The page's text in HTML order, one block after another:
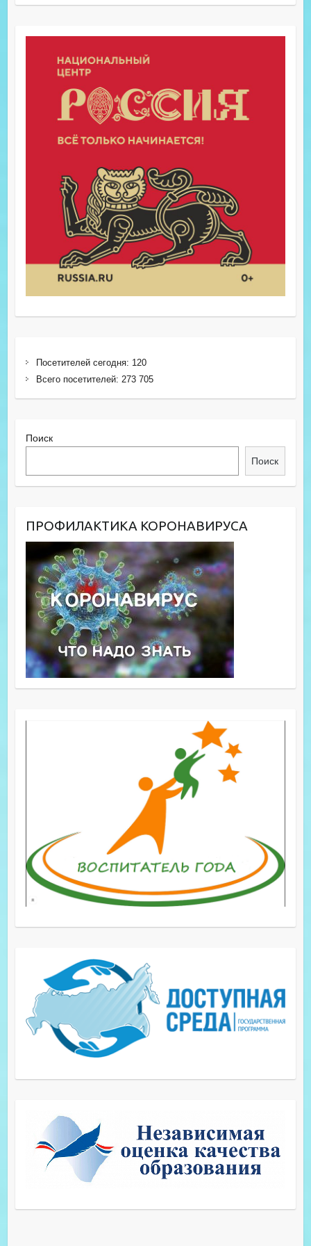
Посетителей сегодня: 120
Всего посетителей: 273 705
Поиск
Поиск
ПРОФИЛАКТИКА КОРОНАВИРУСА